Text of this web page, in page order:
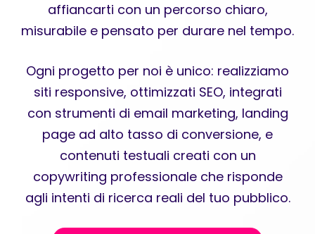
affiancarti con un percorso chiaro,
misurabile e pensato per durare nel tempo.
Ogni progetto per noi è unico: realizziamo
siti responsive, ottimizzati SEO, integrati
con strumenti di email marketing, landing
page ad alto tasso di conversione, e
contenuti testuali creati con un
copywriting professionale che risponde
agli intenti di ricerca reali del tuo pubblico.